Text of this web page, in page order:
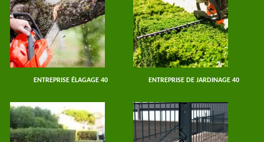
ENTREPRISE ÉLAGAGE 40 ENTREPRISE DE JARDINAGE 40